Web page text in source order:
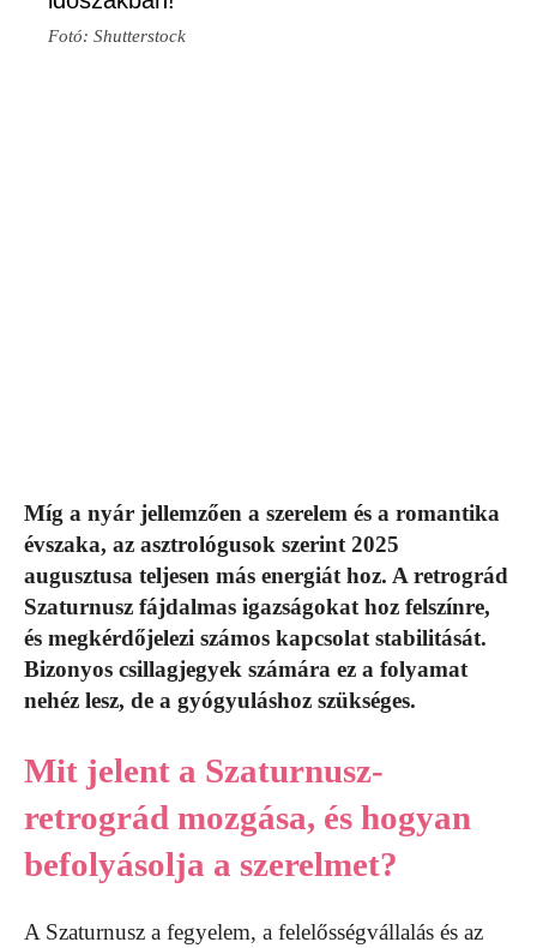
Fotó: Shutterstock
Míg a nyár jellemzően a szerelem és a romantika
évszaka, az asztrológusok szerint 2025
augusztusa teljesen más energiát hoz. A retrográd
Szaturnusz fájdalmas igazságokat hoz felszínre,
és megkérdőjelezi számos kapcsolat stabilitását.
Bizonyos csillagjegyek számára ez a folyamat
nehéz lesz, de a gyógyuláshoz szükséges.
Mit jelent a Szaturnusz-
retrográd mozgása, és hogyan
befolyásolja a szerelmet?
A Szaturnusz a fegyelem, a felelősségvállalás és az